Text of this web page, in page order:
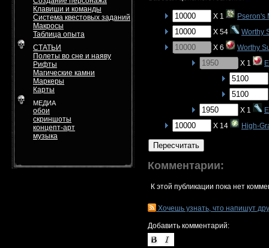
Клавиши и команды
Система квестовых заданий
Макросы
Таблица опыта
СТАТЬИ
Полеты во сне и наяву
Рифты
Магические камни
Маркеры
Карты
МЕДИА
обои
скриншоты
концепт-арт
музыка
X 1
Pseron's
X 54
Worthy
X 6
Worthy
X 1
X 1
X 14
High-
Пересчитать
Комментарии:
К этой публикации пока нет
Хочешь узнать, что напишут
Добавить комментарий: